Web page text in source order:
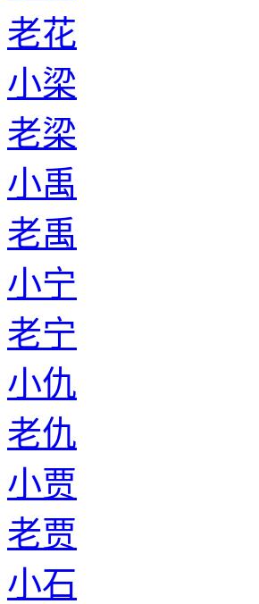
老花
小梁
老梁
小禹
老禹
小宁
老宁
小仇
老仇
小贾
老贾
小石